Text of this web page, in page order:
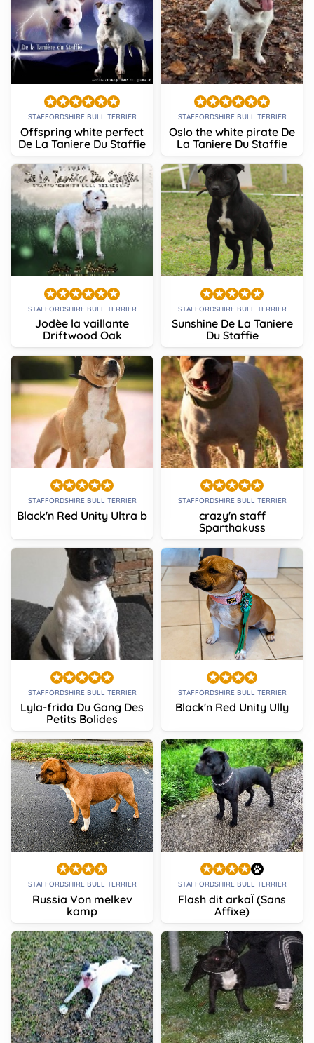
STAFFORDSHIRE BULL TERRIER
Offspring white perfect
De La Taniere Du Staffie
STAFFORDSHIRE BULL TERRIER
Oslo the white pirate De
La Taniere Du Staffie
STAFFORDSHIRE BULL TERRIER
Jodèe la vaillante
Driftwood Oak
STAFFORDSHIRE BULL TERRIER
Sunshine De La Taniere
Du Staffie
STAFFORDSHIRE BULL TERRIER
Black'n Red Unity Ultra b
STAFFORDSHIRE BULL TERRIER
crazy'n staff
Sparthakuss
STAFFORDSHIRE BULL TERRIER
Lyla-frida Du Gang Des
Petits Bolides
STAFFORDSHIRE BULL TERRIER
Black'n Red Unity Ully
STAFFORDSHIRE BULL TERRIER
Russia Von melkev
kamp
STAFFORDSHIRE BULL TERRIER
Flash dit arkaÏ (Sans
Affixe)